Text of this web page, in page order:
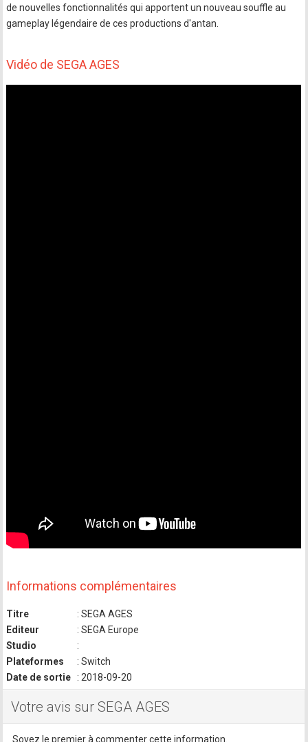
de nouvelles fonctionnalités qui apportent un nouveau souffle au
gameplay légendaire de ces productions d'antan.
Vidéo de SEGA AGES
Informations complémentaires
Titre
: SEGA AGES
Editeur
: SEGA Europe
Studio
:
Plateformes
: Switch
Date de sortie
: 2018-09-20
Votre avis sur SEGA AGES
Soyez le premier à commenter cette information.